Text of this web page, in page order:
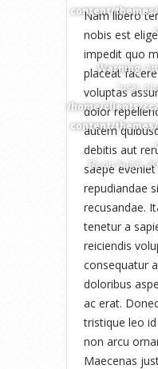
content/
Warning:
/home/clients/
content/
Byon Aug 5,
Nam libero
nobis est
impedit quo
placeat
voluptas
dolor
autem
debitis aut
saepe
repudiandae
recusandae.
tenetur a
reiciendis
consequatur
doloribus
ac erat.
tristique leo id
non arcu
Maecenas